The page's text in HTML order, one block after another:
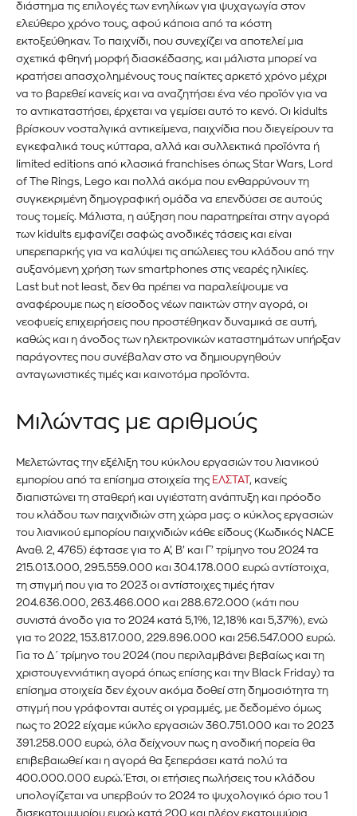
διάστημα τις επιλογές των ενηλίκων για ψυχαγωγία στον
ελεύθερο χρόνο τους, αφού κάποια από τα κόστη
εκτοξεύθηκαν. Το παιχνίδι, που συνεχίζει να αποτελεί μια
σχετικά φθηνή μορφή διασκέδασης, και μάλιστα μπορεί να
κρατήσει απασχολημένους τους παίκτες αρκετό χρόνο μέχρι
να το βαρεθεί κανείς και να αναζητήσει ένα νέο προϊόν για να
το αντικαταστήσει, έρχεται να γεμίσει αυτό το κενό. Οι kidults
βρίσκουν νοσταλγικά αντικείμενα, παιχνίδια που διεγείρουν τα
εγκεφαλικά τους κύτταρα, αλλά και συλλεκτικά προϊόντα ή
limited editions από κλασικά franchises όπως Star Wars, Lord
of The Rings, Lego και πολλά ακόμα που ενθαρρύνουν τη
συγκεκριμένη δημογραφική ομάδα να επενδύσει σε αυτούς
τους τομείς. Μάλιστα, η αύξηση που παρατηρείται στην αγορά
των kidults εμφανίζει σαφώς ανοδικές τάσεις και είναι
υπερεπαρκής για να καλύψει τις απώλειες του κλάδου από την
αυξανόμενη χρήση των smartphones στις νεαρές ηλικίες.
Last but not least, δεν θα πρέπει να παραλείψουμε να
αναφέρουμε πως η είσοδος νέων παικτών στην αγορά, οι
νεοφυείς επιχειρήσεις που προστέθηκαν δυναμικά σε αυτή,
καθώς και η άνοδος των ηλεκτρονικών καταστημάτων υπήρξαν
παράγοντες που συνέβαλαν στο να δημιουργηθούν
ανταγωνιστικές τιμές και καινοτόμα προϊόντα.
Μιλώντας με αριθμούς
Μελετώντας την εξέλιξη του κύκλου εργασιών του λιανικού
εμπορίου από τα επίσημα στοιχεία της ΕΛΣΤΑΤ , κανείς
διαπιστώνει τη σταθερή και υγιέστατη ανάπτυξη και πρόοδο
του κλάδου των παιχνιδιών στη χώρα μας: ο κύκλος εργασιών
του λιανικού εμπορίου παιχνιδιών κάθε είδους (Κωδικός NACE
Αναθ. 2, 4765) έφτασε για το Α’, Β’ και Γ’ τρίμηνο του 2024 τα
215.013.000, 295.559.000 και 304.178.000 ευρώ αντίστοιχα,
τη στιγμή που για το 2023 οι αντίστοιχες τιμές ήταν
204.636.000, 263.466.000 και 288.672.000 (κάτι που
συνιστά άνοδο για το 2024 κατά 5,1%, 12,18% και 5,37%), ενώ
για το 2022, 153.817.000, 229.896.000 και 256.547.000 ευρώ.
Για το Δ΄ τρίμηνο του 2024 (που περιλαμβάνει βεβαίως και τη
χριστουγεννιάτικη αγορά όπως επίσης και την Black Friday) τα
επίσημα στοιχεία δεν έχουν ακόμα δοθεί στη δημοσιότητα τη
στιγμή που γράφονται αυτές οι γραμμές, με δεδομένο όμως
πως το 2022 είχαμε κύκλο εργασιών 360.751.000 και το 2023
391.258.000 ευρώ, όλα δείχνουν πως η ανοδική πορεία θα
επιβεβαιωθεί και η αγορά θα ξεπεράσει κατά πολύ τα
400.000.000 ευρώ. Έτσι, οι ετήσιες πωλήσεις του κλάδου
υπολογίζεται να υπερβούν το 2024 το ψυχολογικό όριο του 1
δισεκατομμυρίου ευρώ κατά 200 και πλέον εκατομμύρια